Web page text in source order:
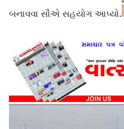
બનાવવા સૌએ સહયોગ આપ્યો.